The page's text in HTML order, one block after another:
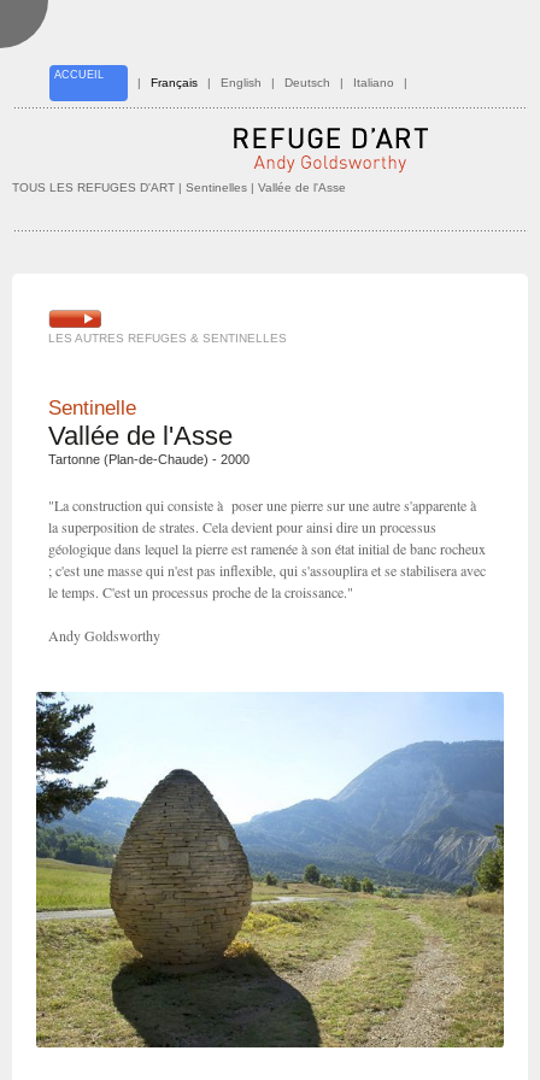
ACCUEIL
| Français | English | Deutsch | Italiano |
TOUS LES REFUGES D'ART | Sentinelles | Vallée de l'Asse
LES AUTRES REFUGES & SENTINELLES
Sentinelle
Vallée de l'Asse
Tartonne (Plan-de-Chaude) - 2000
"La construction qui consiste à poser une pierre sur une autre s'apparente à
la superposition de strates. Cela devient pour ainsi dire un processus
géologique dans lequel la pierre est ramenée à son état initial de banc rocheux
; c'est une masse qui n'est pas inflexible, qui s'assouplira et se stabilisera avec
le temps. C'est un processus proche de la croissance."
Andy Goldsworthy